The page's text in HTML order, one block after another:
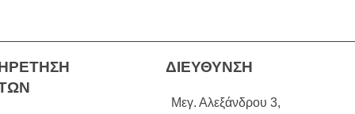
ΔΙΕΥΘΥΝΣΗ
Μεγ. Αλεξάνδρου 3,